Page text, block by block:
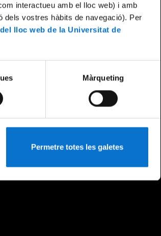
interactueu amb el lloc web) i amb
dels vostres hàbits de navegació). Per
lloc web de la Universitat de
Màrqueting
Permetre totes les galetes